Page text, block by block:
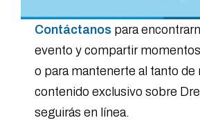
Contáctanospara
evento y compartir
o para mantenerte al tanto de
contenido exclusivo sobre
seguirás en línea.